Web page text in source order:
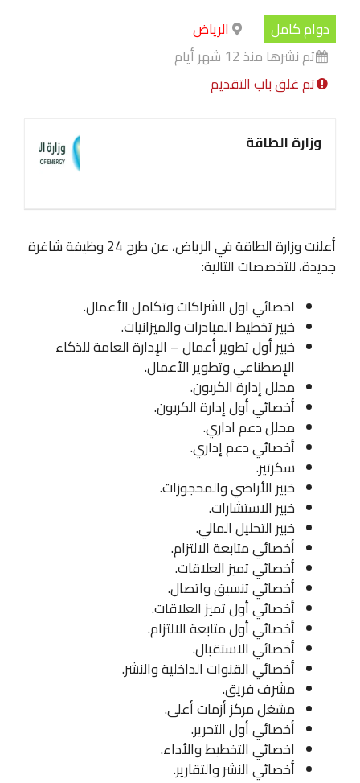
دوام كامل
الرياض
تم نشرها منذ 12 شهر أيام
تم غلق باب التقديم
وزارة الطاقة
أعلنت وزارة الطاقة في الرياض، عن طرح 24 وظيفة شاغرة
جديدة، للتخصصات التالية:
اخصائي اول الشراكات وتكامل الأعمال.
خبير تخطيط المبادرات والميزانيات.
خبير أول تطوير أعمال – الإدارة العامة للذكاء
الإصطناعي وتطوير الأعمال.
محلل إدارة الكربون.
أخصائي أول إدارة الكربون.
محلل دعم اداري.
أخصائي دعم إداري.
سكرتير.
خبير الأراضي والمحجوزات.
خبير الاستشارات.
خبير التحليل المالي.
أخصائي متابعة الالتزام.
أخصائي تميز العلاقات.
أخصائي تنسيق واتصال.
أخصائي أول تميز العلاقات.
أخصائي أول متابعة الالتزام.
أخصائي الاستقبال.
أخصائي القنوات الداخلية والنشر.
مشرف فريق.
مشغل مركز أزمات أعلى.
أخصائي أول التحرير.
اخصائي التخطيط والأداء.
أخصائي النشر والتقارير.